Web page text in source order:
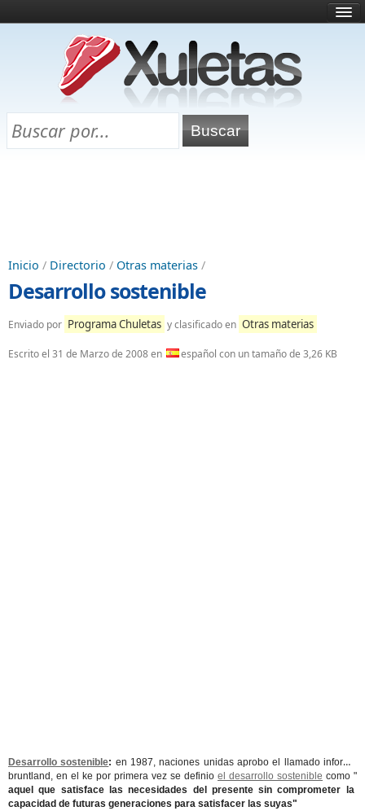
¿Qué es esto?
Directorio
Chuletas para exámenes
Inicio / Directorio / Otras materias /
Desarrollo sostenible
Enviado por Programa Chuletas y clasificado en Otras materias
Escrito el 31 de Marzo de 2008en español con un tamaño de 3,26 KB
Desarrollo sostenible: en 1987, naciones unidas aprobo el llamado informe
bruntland, en el ke por primera vez se definio el desarrollo sostenible como "
aquel que satisface las necesidades del presente sin comprometer la
capacidad de futuras generaciones para satisfacer las suyas"